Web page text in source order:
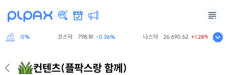
-0.60% 코스닥 798.81 -0.36% 나스닥 26,690.62 +1.28%
컨텐츠(플팍스랑 함께)